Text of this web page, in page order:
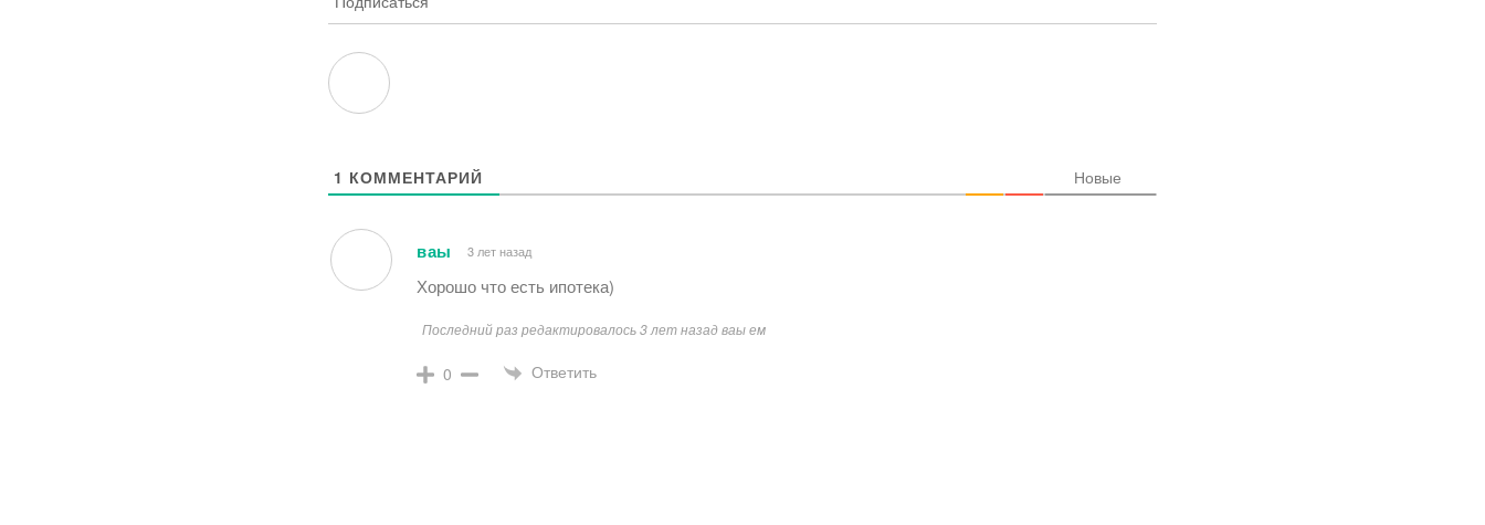
1 КОММЕНТАРИЙ Новые
ваы 3 лет назад
Хорошо что есть ипотека)
Последний раз редактировалось 3 лет назад ваы ем
0 Ответить